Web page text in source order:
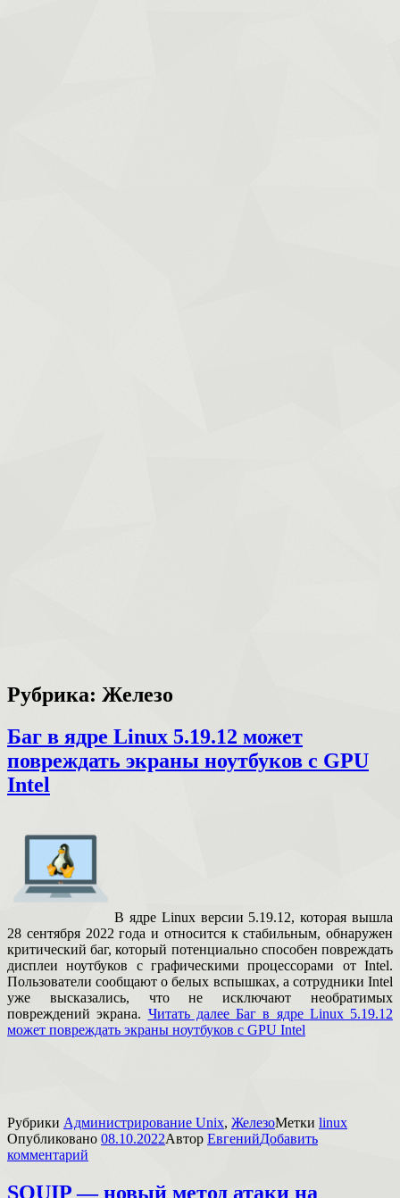
Рубрика: Железо
Баг в ядре Linux 5.19.12 может
повреждать экраны ноутбуков с GPU
Intel
В ядре Linux версии 5.19.12, которая вышла
28 сентября 2022 года и относится к стабильным, обнаружен
критический баг, который потенциально способен повреждать
дисплеи ноутбуков с графическими процессорами от Intel.
Пользователи сообщают о белых вспышках, а сотрудники Intel
уже высказались, что не исключают необратимых
повреждений экрана. Читать далее Баг в ядре Linux 5.19.12
может повреждать экраны ноутбуков с GPU Intel
Рубрики Администрирование Unix, ЖелезоМетки linux
Опубликовано 08.10.2022Автор ЕвгенийДобавить
комментарий
SQUIP — новый метод атаки на